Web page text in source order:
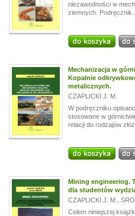
niezawodności w
ziemnych. Podręcznik...
Mechanizacja w
Kopalnie
metalicznych.
CZAPLICKI J. M.
W podręczniku
stosowane w
relacji do rodzajów złóż
Mining engineering.
dla studentów
CZAPLICKI J. M.
Celem niniejszej